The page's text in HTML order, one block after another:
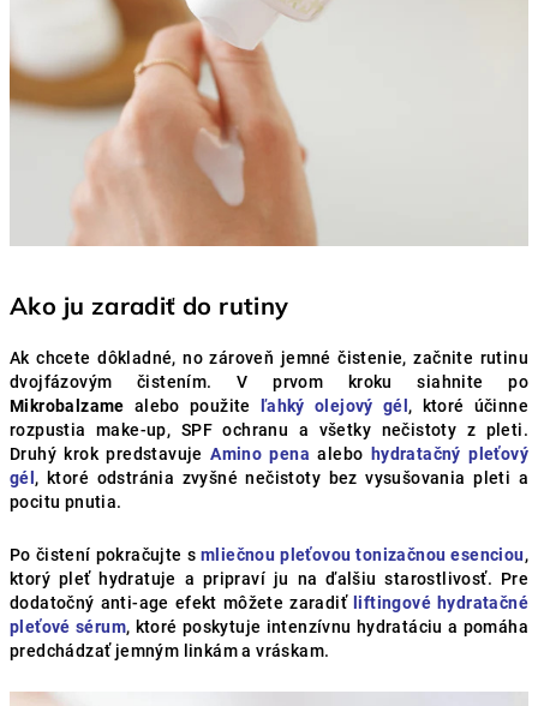
Ako ju zaradiť do rutiny
Ak chcete dôkladné, no zároveň jemné čistenie, začnite rutinu
dvojfázovým čistením. V prvom kroku siahnite po
Mikrobalzame alebo použite ľahký olejový gél, ktoré účinne
rozpustia make-up, SPF ochranu a všetky nečistoty z pleti.
Druhý krok predstavujeAmino pena alebo hydratačný pleťový
gél, ktoré odstránia zvyšné nečistoty bez vysušovania pleti a
pocitu pnutia.
Po čistení pokračujte s mliečnou pleťovou tonizačnou esenciou,
ktorý pleť hydratuje a pripraví ju na ďalšiu starostlivosť. Pre
dodatočný anti-age efekt môžete zaradiť liftingové hydratačné
pleťové sérum, ktoré poskytuje intenzívnu hydratáciu a pomáha
predchádzať jemným linkám a vráskam.